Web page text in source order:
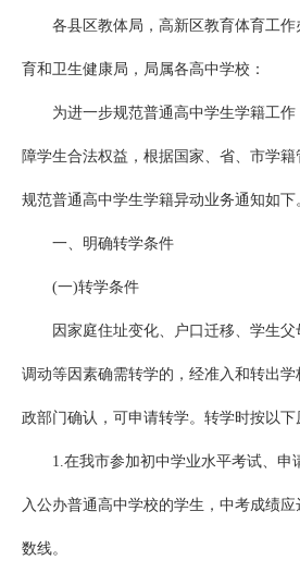
各县区教体局，高新区教育体育工
育和卫生健康局，局属各高中学校：
为进一步规范普通高中学生学籍工
障学生合法权益，根据国家、省、市学
规范普通高中学生学籍异动业务通知如下
一、明确转学条件
(一)转学条件
因家庭住址变化、户口迁移、学生
调动等因素确需转学的，经准入和转出
政部门确认，可申请转学。转学时按以下
1.在我市参加初中学业水平考试、申
入公办普通高中学校的学生，中考成绩
数线。